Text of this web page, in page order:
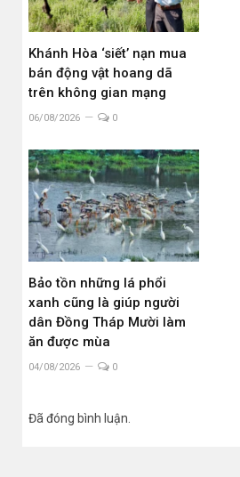
Khánh Hòa ‘siết’ nạn mua
bán động vật hoang dã
trên không gian mạng
06/08/2026 0
Bảo tồn những lá phổi
xanh cũng là giúp người
dân Đồng Tháp Mười làm
ăn được mùa
04/08/2026 0
Đã đóng bình luận.